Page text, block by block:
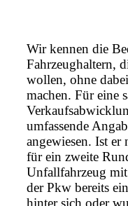
Wir kennen die
Fahrzeughaltern,
wollen, ohne
machen. Für eine
umfassende
angewiesen. Ist
für ein zweite
Unfallfahrzeug
der Pkw bereits
hinter sich oder